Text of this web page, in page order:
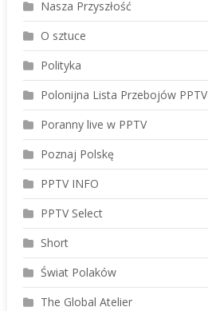
Nasza Przyszłość
O sztuce
Polityka
Polonijna Lista Przebojów PPTV
Poranny live w PPTV
Poznaj Polskę
PPTV INFO
PPTV Select
Short
Świat Polaków
The Global Atelier